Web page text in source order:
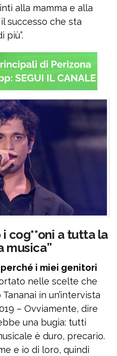
alla mamma e alla
successo che sta
cog**oni a tutta la
musica”
i miei genitori
nelle scelte che
in un’intervista
– Ovviamente, dire
una bugia: tutti
è duro, precario.
e io di loro, quindi